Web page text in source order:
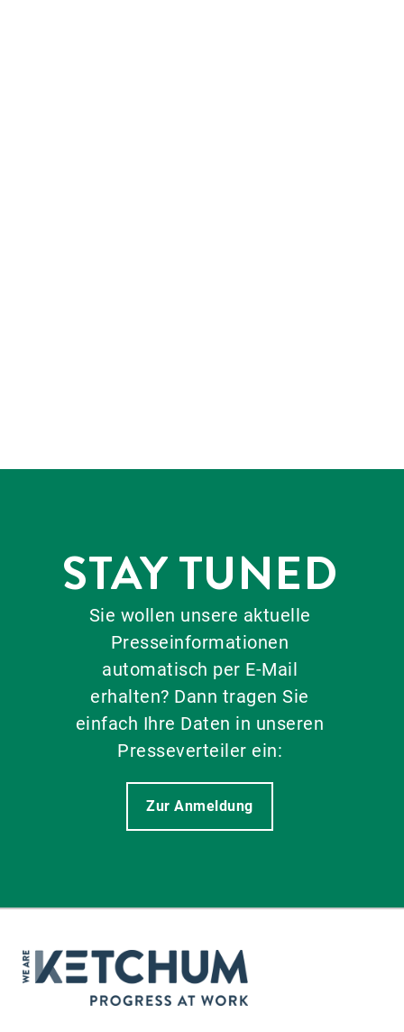
STAY TUNED
Sie wollen unsere aktuelle
Presseinformationen
automatisch per E-Mail
erhalten? Dann tragen Sie
einfach Ihre Daten in unseren
Presseverteiler ein:
Zur Anmeldung